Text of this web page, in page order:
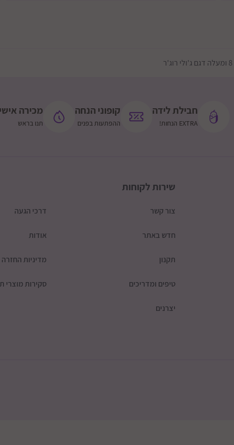
חבילת לידה
EXTRA הנחות!
קופוני הנחה
ההפתעות בפנים
מכירה
תנו בראש
שירות לקוחות
צור קשר דרכי הגעה
חדש באתר אודות
תקנון מדיניות החזרה
טיפים ומדריכים סקירות מוצרי
יצרנים